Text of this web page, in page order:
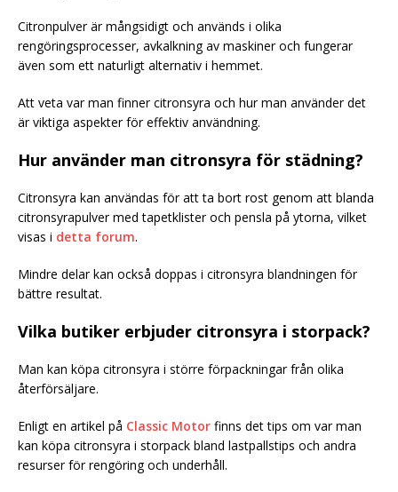
Citronpulver är mångsidigt och används i olika
rengöringsprocesser, avkalkning av maskiner och fungerar
även som ett naturligt alternativ i hemmet.
Att veta var man finner citronsyra och hur man använder det
är viktiga aspekter för effektiv användning.
Hur använder man citronsyra för städning?
Citronsyra kan användas för att ta bort rost genom att blanda
citronsyrapulver med tapetklister och pensla på ytorna, vilket
visas i detta forum.
Mindre delar kan också doppas i citronsyra blandningen för
bättre resultat.
Vilka butiker erbjuder citronsyra i storpack?
Man kan köpa citronsyra i större förpackningar från olika
återförsäljare.
Enligt en artikel på Classic Motor finns det tips om var man
kan köpa citronsyra i storpack bland lastpallstips och andra
resurser för rengöring och underhåll.